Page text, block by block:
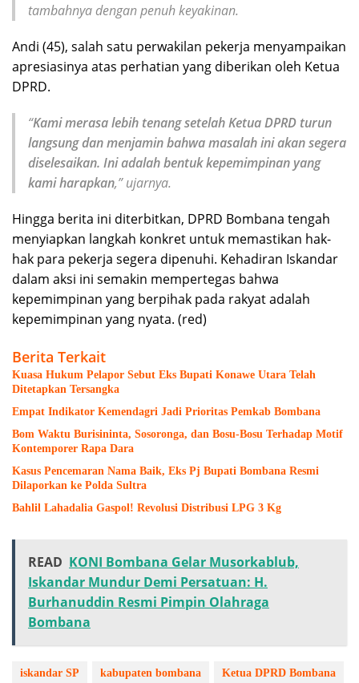
tambahnya dengan penuh keyakinan.
Andi (45), salah satu perwakilan pekerja menyampaikan
apresiasinya atas perhatian yang diberikan oleh Ketua
DPRD.
“Kami merasa lebih tenang setelah Ketua DPRD turun
langsung dan menjamin bahwa masalah ini akan segera
diselesaikan. Ini adalah bentuk kepemimpinan yang
kami harapkan,” ujarnya.
Hingga berita ini diterbitkan, DPRD Bombana tengah
menyiapkan langkah konkret untuk memastikan hak-
hak para pekerja segera dipenuhi. Kehadiran Iskandar
dalam aksi ini semakin mempertegas bahwa
kepemimpinan yang berpihak pada rakyat adalah
kepemimpinan yang nyata. (red)
Berita Terkait
Kuasa Hukum Pelapor Sebut Eks Bupati Konawe Utara Telah
Ditetapkan Tersangka
Empat Indikator Kemendagri Jadi Prioritas Pemkab Bombana
Bom Waktu Burisininta, Sosoronga, dan Bosu-Bosu Terhadap Motif
Kontemporer Rapa Dara
Kasus Pencemaran Nama Baik, Eks Pj Bupati Bombana Resmi
Dilaporkan ke Polda Sultra
Bahlil Lahadalia Gaspol! Revolusi Distribusi LPG 3 Kg
READ KONI Bombana Gelar Musorkablub,
Iskandar Mundur Demi Persatuan: H.
Burhanuddin Resmi Pimpin Olahraga
Bombana
iskandar SP kabupaten bombana Ketua DPRD Bombana